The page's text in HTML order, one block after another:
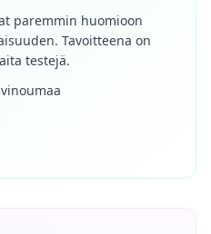
paremmin huomioon
Tavoitteena on
testejä.